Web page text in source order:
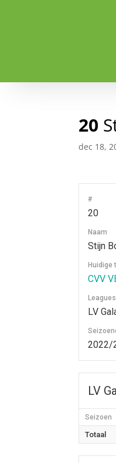
20
dec 18,
#
20
Naam
Stijn
Huidige
CVV
Leagues
LV
2022/
LV
Seizoen
Totaal